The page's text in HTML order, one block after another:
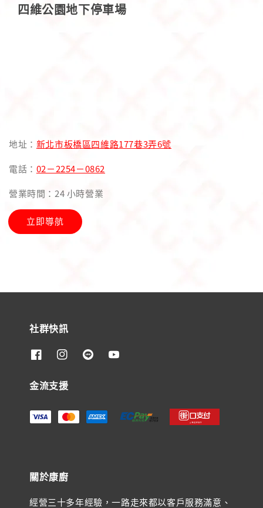
四維公園地下停車場
地址： 新北市板橋區四維路177巷3弄6號
電話： 02－2254－0862
營業時間：24 小時營業
立即導航
社群快訊
金流支援
關於康廚
經營三十多年經驗，一路走來都以客戶服務滿意、